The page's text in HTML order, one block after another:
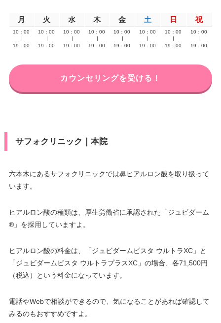
月 火 水 木 金 土 日 祝
10：00
19：00
10：00
19：00
10：00
19：00
10：00
19：00
10：00
19：00
10：00
19：00
10：00
19：00
10：00
19：00
カウンセリングを受ける！
サフォクリニック｜本院
六本木にあるサフォクリニックでは鼻ヒアルロン酸を取り扱って
います。
ヒアルロン酸の種類は、厚生労働省に承認された「ジュビダーム
®」を採用していますよ。
ヒアルロン酸の料金は、「ジュビダームビスタ ウルトラXC」と
「ジュビダームビスタ ウルトラプラスXC」の場合、各71,500円
（税込）という料金になっています。
電話やWebで相談ができるので、気になることがあれば確認して
みるのもおすすめですよ。